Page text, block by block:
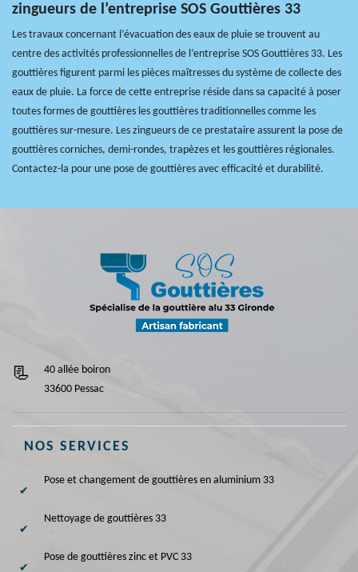
zingueurs de l’entreprise SOS Gouttières 33
Les travaux concernant l’évacuation des eaux de pluie se trouvent au
centre des activités professionnelles de l’entreprise SOS Gouttières 33. Les
gouttières figurent parmi les pièces maîtresses du système de collecte des
eaux de pluie. La force de cette entreprise réside dans sa capacité à poser
toutes formes de gouttières les gouttières traditionnelles comme les
gouttières sur-mesure. Les zingueurs de ce prestataire assurent la pose de
gouttières corniches, demi-rondes, trapèzes et les gouttières régionales.
Contactez-la pour une pose de gouttières avec efficacité et durabilité.
40 allée boiron
33600 Pessac
NOS SERVICES
Pose et changement de gouttières en aluminium 33
Nettoyage de gouttières 33
Pose de gouttières zinc et PVC 33